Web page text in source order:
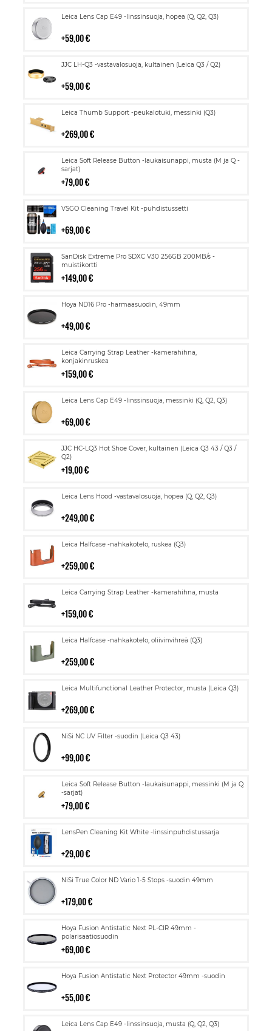
Leica Lens Cap E49 -linssinsuoja, hopea (Q, Q2, Q3)
59,00 €
Lisää
JJC LH-Q3 -vastavalosuoja, kultainen (Leica Q3 / Q2)
59,00 €
Lisää
Leica Thumb Support -peukalotuki, messinki (Q3)
269,00 €
Lisää
Leica Soft Release Button -laukaisunappi, musta (M ja Q -
sarjat)
79,00 €
Lisää
ostoskoriin
VSGO Cleaning Travel Kit -puhdistussetti
69,00 €
Lisää
SanDisk Extreme Pro SDXC V30 256GB 200MB/s -
muistikortti
149,00 €
Lisää
ostoskoriin
Hoya ND16 Pro -harmaasuodin, 49mm
49,00 €
Lisää
Leica Carrying Strap Leather -kamerahihna,
konjakinruskea
159,00 €
Lisää
ostoskoriin
Leica Lens Cap E49 -linssinsuoja, messinki (Q, Q2, Q3)
69,00 €
Lisää
JJC HC-LQ3 Hot Shoe Cover, kultainen (Leica Q3 43 / Q3 /
Q2)
19,00 €
Lisää
ostoskoriin
Leica Lens Hood -vastavalosuoja, hopea (Q, Q2, Q3)
249,00 €
Lisää
Leica Halfcase -nahkakotelo, ruskea (Q3)
259,00 €
Lisää
Leica Carrying Strap Leather -kamerahihna, musta
159,00 €
Lisää
Leica Halfcase -nahkakotelo, oliivinvihreä (Q3)
259,00 €
Lisää
Leica Multifunctional Leather Protector, musta (Leica Q3)
269,00 €
Lisää
NiSi NC UV Filter -suodin (Leica Q3 43)
99,00 €
Lisää
Leica Soft Release Button -laukaisunappi, messinki (M ja Q
-sarjat)
79,00 €
Lisää
ostoskoriin
LensPen Cleaning Kit White -linssinpuhdistussarja
29,00 €
Lisää
NiSi True Color ND Vario 1-5 Stops -suodin 49mm
179,00 €
Lisää
Hoya Fusion Antistatic Next PL-CIR 49mm -
polarisaatiosuodin
69,00 €
Lisää
ostoskoriin
Hoya Fusion Antistatic Next Protector 49mm -suodin
55,00 €
Lisää
Leica Lens Cap E49 -linssinsuoja, musta (Q, Q2, Q3)
Lisää